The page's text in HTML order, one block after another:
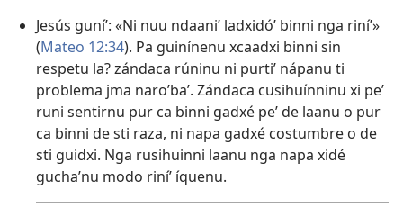
Jesús guníʼ: «Ni nuu ndaaniʼ ladxidóʼ binni nga riníʼ»
(Mateo 12:34). Pa guinínenu xcaadxi binni sin
respetu la? zándaca rúninu ni purtiʼ nápanu ti
problema jma naroʼbaʼ. Zándaca cusihuínninu xi peʼ
runi sentirnu pur ca binni gadxé peʼ de laanu o pur
ca binni de sti raza, ni napa gadxé costumbre o de
sti guidxi. Nga rusihuinni laanu nga napa xidé
guchaʼnu modo riníʼ íquenu.